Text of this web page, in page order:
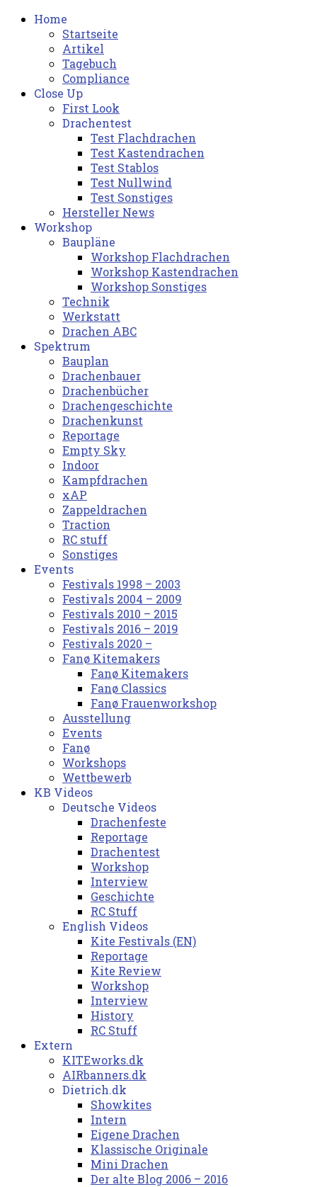
Home
Startseite
Artikel
Tagebuch
Compliance
Close Up
First Look
Drachentest
Test Flachdrachen
Test Kastendrachen
Test Stablos
Test Nullwind
Test Sonstiges
Hersteller News
Workshop
Baupläne
Workshop Flachdrachen
Workshop Kastendrachen
Workshop Sonstiges
Technik
Werkstatt
Drachen ABC
Spektrum
Bauplan
Drachenbauer
Drachenbücher
Drachengeschichte
Drachenkunst
Reportage
Empty Sky
Indoor
Kampfdrachen
xAP
Zappeldrachen
Traction
RC stuff
Sonstiges
Events
Festivals 1998 – 2003
Festivals 2004 – 2009
Festivals 2010 – 2015
Festivals 2016 – 2019
Festivals 2020 –
Fanø Kitemakers
Fanø Kitemakers
Fanø Classics
Fanø Frauenworkshop
Ausstellung
Events
Fanø
Workshops
Wettbewerb
KB Videos
Deutsche Videos
Drachenfeste
Reportage
Drachentest
Workshop
Interview
Geschichte
RC Stuff
English Videos
Kite Festivals (EN)
Reportage
Kite Review
Workshop
Interview
History
RC Stuff
Extern
KITEworks.dk
AIRbanners.dk
Dietrich.dk
Showkites
Intern
Eigene Drachen
Klassische Originale
Mini Drachen
Der alte Blog 2006 – 2016